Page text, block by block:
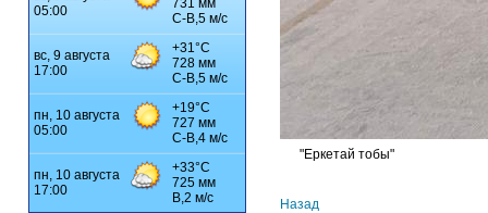
"Еркетай тобы"
Назад